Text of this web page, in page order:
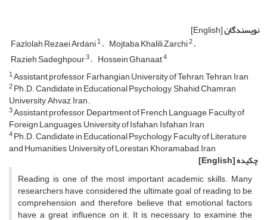
نویسندگان[English]
Fazlolah Rezaei Ardani1 Mojtaba Khalili Zarchi2
Razieh Sadeghpour3 Hossein Ghanaat4
1Assistant professor, Farhangian University of Tehran, Tehran, Iran
2Ph.D. Candidate in Educational Psychology, Shahid Chamran
University, Ahvaz, Iran.
3Assistant professor, Department of French Language, Faculty of
Foreign Languages, University of Isfahan, Isfahan, Iran
4Ph.D. Candidate in Educational Psychology, Faculty of Literature
and Humanities, University of Lorestan, Khoramabad, Iran
چکیده[English]
Reading is one of the most important academic skills. Many
researchers have considered the ultimate goal of reading to be
comprehension and therefore believe that emotional factors
have a great influence on it. It is necessary to examine the